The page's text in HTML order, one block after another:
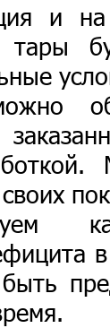
и
тары